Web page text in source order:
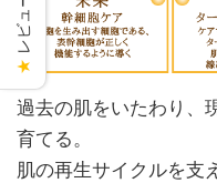
過去の肌をいたわり、
育てる。
肌の再生サイクルを支
★